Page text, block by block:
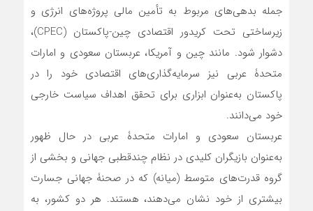
جمله بدهی‌های مربوط به تأمین مالی پروژه‌های انرژی و
زیرساختی تحت کریدور اقتصادی چین-پاکستان (CPEC)،
دشوار شود. مانند چین و آمریکا، عربستان سعودی و امارات
متحدۀ عربی نیز سرمایه‌گذاری‌های اقتصادی خود را در
پاکستان به‌عنوان ابزاری برای تحقق اهداف سیاست خارجی
خود می‌دانند.
عربستان سعودی و امارات متحدۀ عربی در حال ظهور
به‌عنوان بازیگران کلیدی در نظام چندقطبی جهانی و بخشی از
گروه قدرت‌های متوسط (میانه) که در صحنۀ جهانی جسارت
بیشتری از خود نشان می‌دهند، هستند. هر دو کشور، به